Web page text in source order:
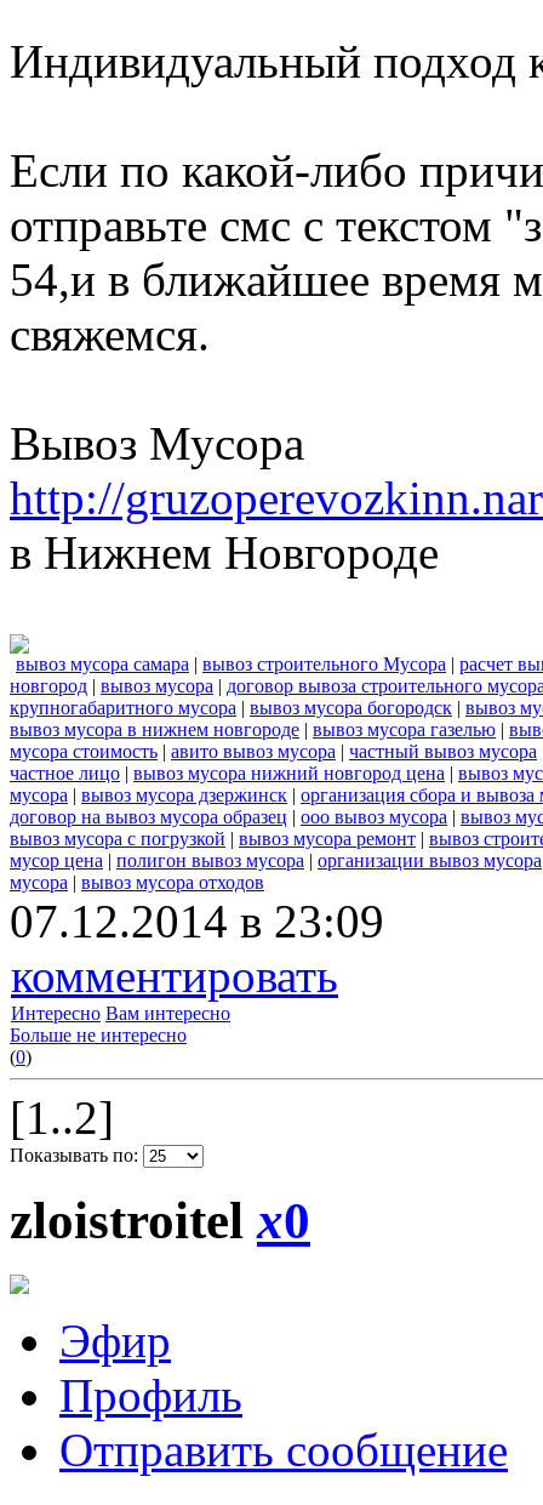
Индивидуальный подход
Если по какой-либо
отправьте смс с текстом
54,и в ближайшее время
свяжемся.
Вывоз Мусора
http://
в Нижнем Новгороде
вывоз мусора самара | вывоз строительного Мусора | расчет
новгород | вывоз мусора | договор вывоза строительного
крупногабаритного мусора | вывоз мусора богородск | вывоз
вывоз мусора в нижнем новгороде | вывоз мусора газелью |
мусора стоимость | авито вывоз мусора | частный вывоз мусора
частное лицо | вывоз мусора нижний новгород цена | вывоз
мусора | вывоз мусора дзержинск | организация сбора и вывоза
договор на вывоз мусора образец | ооо вывоз мусора | вывоз
вывоз мусора с погрузкой | вывоз мусора ремонт | вывоз
мусор цена | полигон вывоз мусора | организации вывоз мусора
мусора | вывоз мусора отходов
07.12.2014 в 23:09
комментировать
Интересно Вам интересно
Больше не интересно
(0)
[1..2]
Показывать по:
zloistroitelx0
Эфир
Профиль
Отправить сообщение